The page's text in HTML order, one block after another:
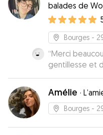
balades de
Bourges -
“Merci
gentillesse et
été un peu
comme s'il
merci
Amélie ·
Bourges -